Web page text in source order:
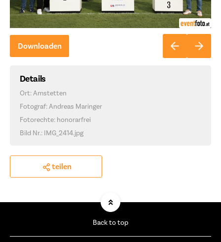
Downloaden
Details
Ort: Amstetten
Fotograf: Andreas Maringer
Fotorechte: honorarfrei
Bild Nr.: IMG_2414.jpg
teilen
Back to top